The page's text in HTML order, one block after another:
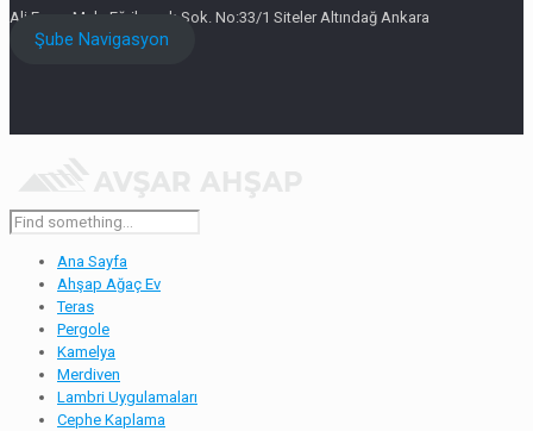
Ali Ersoy Mah. Eğribucak Sok. No:33/1 Siteler Altındağ Ankara
Şube Navigasyon
Ana Sayfa
Ahşap Ağaç Ev
Teras
Pergole
Kamelya
Merdiven
Lambri Uygulamaları
Cephe Kaplama